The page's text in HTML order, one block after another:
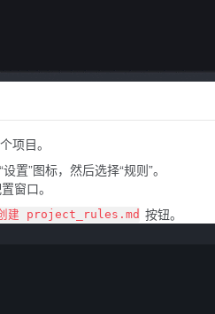
项目。
置”图标，然后选择“规则”。
窗口。
建 project_rules.md 按钮。